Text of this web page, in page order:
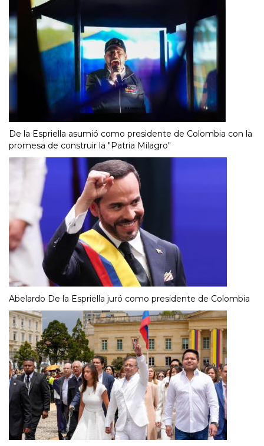
De la Espriella asumió como presidente de Colombia con la
promesa de construir la "Patria Milagro"
Abelardo De la Espriella juró como presidente de Colombia